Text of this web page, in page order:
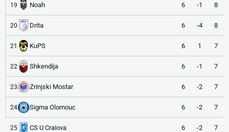
19 Noah 6 -1 8
20 Drita 6 -4 8
21 KuPS 6 1 7
22 Shkendija 6 -1 7
23 Zrinjski Mostar 6 -2 7
24 Sigma Olomouc 6 -2 7
25 CS U Craiova 6 -2 7